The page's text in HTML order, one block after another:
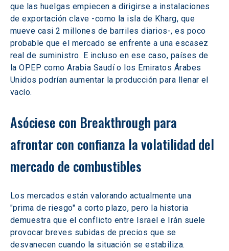
que las huelgas empiecen a dirigirse a instalaciones
de exportación clave -como la isla de Kharg, que
mueve casi 2 millones de barriles diarios-, es poco
probable que el mercado se enfrente a una escasez
real de suministro. E incluso en ese caso, países de
la OPEP como Arabia Saudí o los Emiratos Árabes
Unidos podrían aumentar la producción para llenar el
vacío.
Asóciese con Breakthrough para
afrontar con confianza la volatilidad del
mercado de combustibles
Los mercados están valorando actualmente una
"prima de riesgo" a corto plazo, pero la historia
demuestra que el conflicto entre Israel e Irán suele
provocar breves subidas de precios que se
desvanecen cuando la situación se estabiliza.